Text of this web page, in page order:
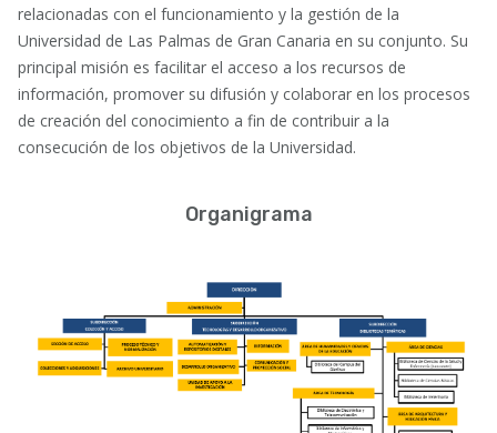
relacionadas con el funcionamiento y la gestión de la
Universidad de Las Palmas de Gran Canaria en su conjunto. Su
principal misión es facilitar el acceso a los recursos de
información, promover su difusión y colaborar en los procesos
de creación del conocimiento a fin de contribuir a la
consecución de los objetivos de la Universidad.
Organigrama